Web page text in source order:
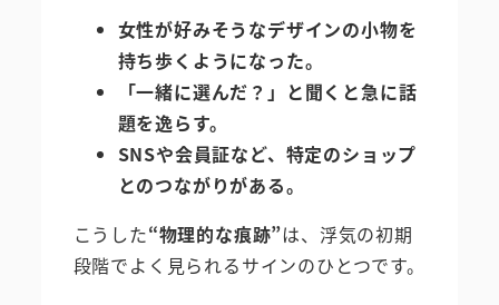
女性が好みそうなデザインの小物を
持ち歩くようになった。
「一緒に選んだ？」と聞くと急に話
題を逸らす。
SNSや会員証など、特定のショップ
とのつながりがある。
こうした“物理的な痕跡”は、浮気の初期
段階でよく見られるサインのひとつです。